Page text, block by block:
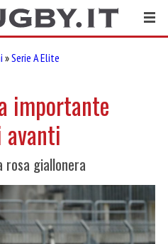
»Serie A Elite
importante
rosa giallonera